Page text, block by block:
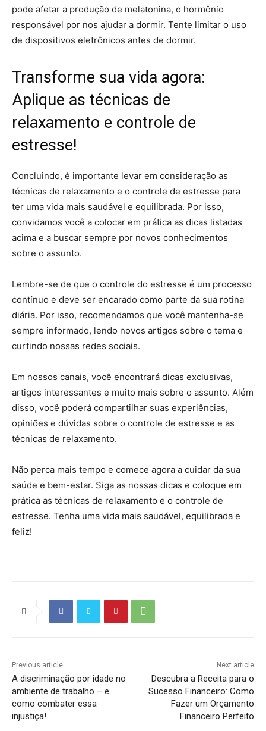
pode afetar a produção de melatonina, o hormônio
responsável por nos ajudar a dormir. Tente limitar o uso
de dispositivos eletrônicos antes de dormir.
Transforme sua vida agora:
Aplique as técnicas de
relaxamento e controle de
estresse!
Concluindo, é importante levar em consideração as
técnicas de relaxamento e o controle de estresse para
ter uma vida mais saudável e equilibrada. Por isso,
convidamos você a colocar em prática as dicas listadas
acima e a buscar sempre por novos conhecimentos
sobre o assunto.
Lembre-se de que o controle do estresse é um processo
contínuo e deve ser encarado como parte da sua rotina
diária. Por isso, recomendamos que você mantenha-se
sempre informado, lendo novos artigos sobre o tema e
curtindo nossas redes sociais.
Em nossos canais, você encontrará dicas exclusivas,
artigos interessantes e muito mais sobre o assunto. Além
disso, você poderá compartilhar suas experiências,
opiniões e dúvidas sobre o controle de estresse e as
técnicas de relaxamento.
Não perca mais tempo e comece agora a cuidar da sua
saúde e bem-estar. Siga as nossas dicas e coloque em
prática as técnicas de relaxamento e o controle de
estresse. Tenha uma vida mais saudável, equilibrada e
feliz!
Previous article
A discriminação por idade no
ambiente de trabalho – e
como combater essa
injustiça!
Next article
Descubra a Receita para o
Sucesso Financeiro: Como
Fazer um Orçamento
Financeiro Perfeito